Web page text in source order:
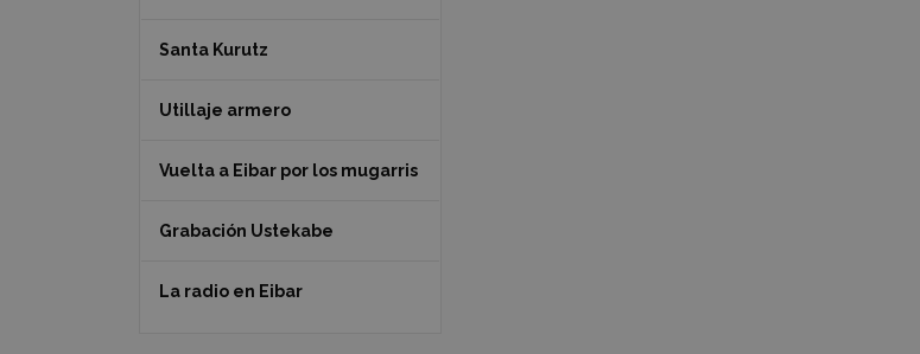
Santa Kurutz
Utillaje armero
Vuelta a Eibar por los mugarris
Grabación Ustekabe
La radio en Eibar